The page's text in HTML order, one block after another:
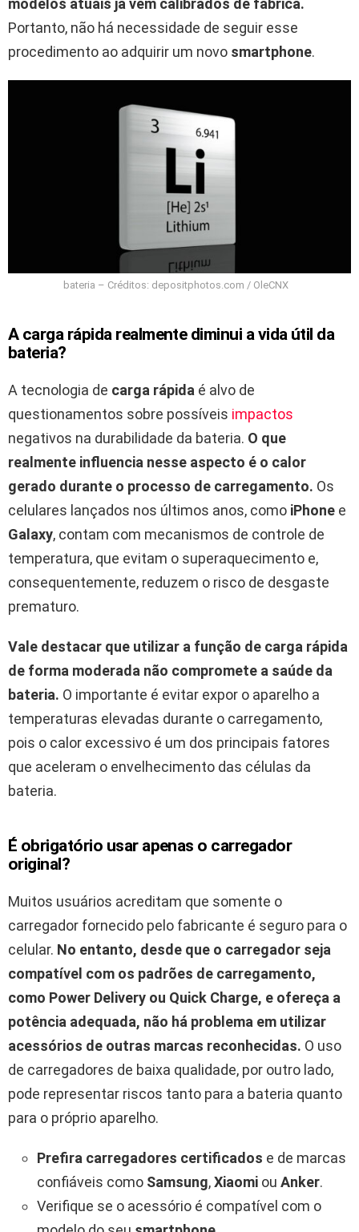
modelos atuais já vêm calibrados de fábrica.
Portanto, não há necessidade de seguir esse
procedimento ao adquirir um novo smartphone.
bateria – Créditos: depositphotos.com / OleCNX
A carga rápida realmente diminui a vida útil da
bateria?
A tecnologia de carga rápida é alvo de
questionamentos sobre possíveis impactos
negativos na durabilidade da bateria. O que
realmente influencia nesse aspecto é o calor
gerado durante o processo de carregamento. Os
celulares lançados nos últimos anos, como iPhone e
Galaxy, contam com mecanismos de controle de
temperatura, que evitam o superaquecimento e,
consequentemente, reduzem o risco de desgaste
prematuro.
Vale destacar que utilizar a função de carga rápida
de forma moderada não compromete a saúde da
bateria. O importante é evitar expor o aparelho a
temperaturas elevadas durante o carregamento,
pois o calor excessivo é um dos principais fatores
que aceleram o envelhecimento das células da
bateria.
É obrigatório usar apenas o carregador
original?
Muitos usuários acreditam que somente o
carregador fornecido pelo fabricante é seguro para o
celular. No entanto, desde que o carregador seja
compatível com os padrões de carregamento,
como Power Delivery ou Quick Charge, e ofereça a
potência adequada, não há problema em utilizar
acessórios de outras marcas reconhecidas. O uso
de carregadores de baixa qualidade, por outro lado,
pode representar riscos tanto para a bateria quanto
para o próprio aparelho.
Prefira carregadores certificados e de marcas
confiáveis como Samsung,Xiaomi ou Anker.
Verifique se o acessório é compatível com o